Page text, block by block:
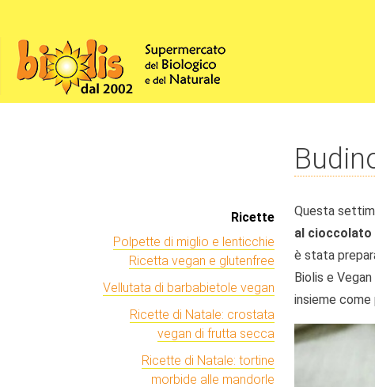
Ricette
Polpette di miglio e lenticchie
Ricetta vegan e glutenfree
Vellutata di barbabietole vegan
Ricette di Natale: crostata
vegan di frutta secca
Ricette di Natale: tortine
morbide alle mandorle
Questa
al cioccolato
è stata
Biolis e
insieme come